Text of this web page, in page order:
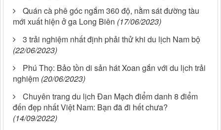
Quán cà phê góc ngắm 360 độ, nằm sát đường tàu
mới xuất hiện ở ga Long Biên (17/06/2023)
3 trải nghiệm nhất định phải thử khi du lịch Nam bộ
(22/06/2023)
Phú Thọ: Bảo tồn di sản hát Xoan gắn với du lịch trải
nghiệm (20/06/2023)
Chuyên trang du lịch Đan Mạch điểm danh 8 điểm
đến đẹp nhất Việt Nam: Bạn đã đi hết chưa?
(14/09/2022)